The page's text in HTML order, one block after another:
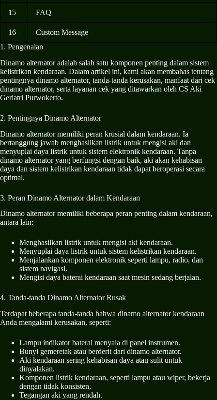
15 FAQ
16
Custom Message
1. Pengenalan
Dinamo alternator adalah salah satu komponen penting dalam sistem
kelistrikan kendaraan. Dalam artikel ini, kami akan membahas tentang
pentingnya dinamo alternator, tanda-tanda kerusakan, manfaat dari cek
dinamo alternator, serta layanan cek yang ditawarkan oleh CS Aki
Geriatri Purwokerto.
2. Pentingnya Dinamo Alternator
Dinamo alternator memiliki peran krusial dalam kendaraan. Ia
bertanggung jawab menghasilkan listrik untuk mengisi aki dan
menyuplai daya listrik untuk sistem elektronik kendaraan. Tanpa
dinamo alternator yang berfungsi dengan baik, aki akan kehabisan
daya dan sistem kelistrikan kendaraan tidak dapat beroperasi secara
optimal.
3. Peran Dinamo Alternator dalam Kendaraan
Dinamo alternator memiliki beberapa peran penting dalam kendaraan,
antara lain:
Menghasilkan listrik untuk mengisi aki kendaraan.
Menyuplai daya listrik untuk sistem kelistrikan kendaraan.
Menjalankan komponen elektronik seperti lampu, radio, dan
sistem navigasi.
Mengisi daya baterai kendaraan saat mesin sedang berjalan.
4. Tanda-tanda Dinamo Alternator Rusak
Terdapat beberapa tanda-tanda bahwa dinamo alternator kendaraan
Anda mengalami kerusakan, seperti:
Lampu indikator baterai menyala di panel instrumen.
Bunyi gemeretak atau berderit dari dinamo alternator.
Aki kendaraan sering kehabisan daya atau sulit untuk
dinyalakan.
Komponen listrik kendaraan, seperti lampu atau wiper, bekerja
dengan tidak konsisten.
Tegangan aki yang rendah.